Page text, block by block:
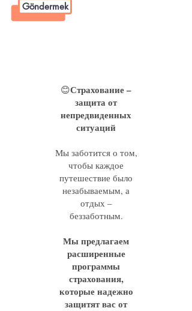
Göndermek
😊Страхование –
защита от
непредвиденных
ситуаций
Мы заботится о том,
чтобы каждое
путешествие было
незабываемым, а
отдых –
беззаботным.
Мы предлагаем
расширенные
программы
страхования,
которые надежно
защитят вас от